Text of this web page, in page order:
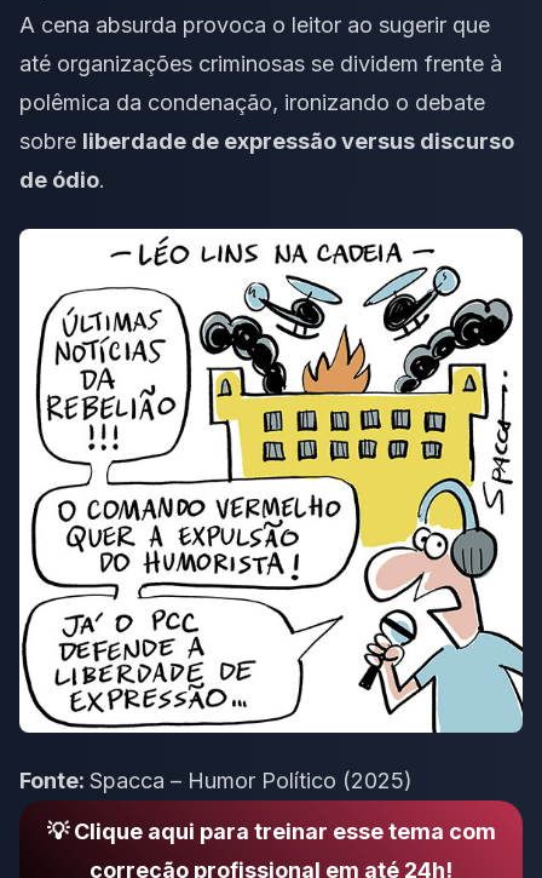
A cena absurda provoca o leitor ao sugerir que
até organizações criminosas se dividem frente à
polêmica da condenação, ironizando o debate
sobre liberdade de expressão versus discurso
de ódio.
Fonte: Spacca – Humor Político (2025)
💡 Clique aqui para treinar esse tema com
correção profissional em até 24h!